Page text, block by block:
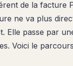
de la facture
ne va plus
Elle passe par
Voici le